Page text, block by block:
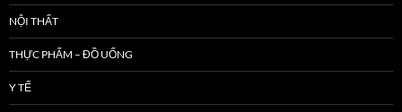
NỘI THẤT
THỰC PHẨM – ĐỒ UỐNG
Y TẾ